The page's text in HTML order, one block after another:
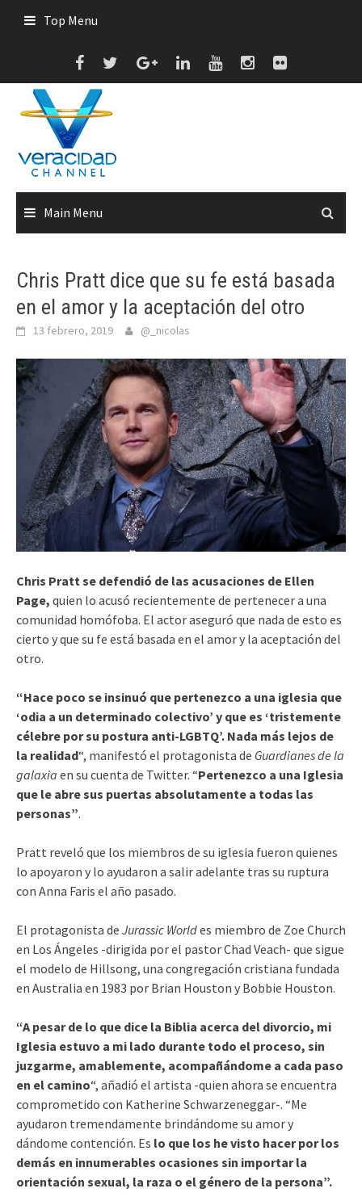
Top Menu
Main Menu
Chris Pratt dice que su fe está basada
en el amor y la aceptación del otro
13 febrero, 2019 @_nicolas
Chris Pratt se defendió de las acusaciones de Ellen
Page, quien lo acusó recientemente de pertenecer a una
comunidad homófoba. El actor aseguró que nada de esto es
cierto y que su fe está basada en el amor y la aceptación del
otro.
“Hace poco se insinuó que pertenezco a una iglesia que
‘odia a un determinado colectivo’ y que es ‘tristemente
célebre por su postura anti-LGBTQ’. Nada más lejos de
la realidad“, manifestó el protagonista de Guardianes de la
galaxia en su cuenta de Twitter. “Pertenezco a una Iglesia
que le abre sus puertas absolutamente a todas las
personas”.
Pratt reveló que los miembros de su iglesia fueron quienes
lo apoyaron y lo ayudaron a salir adelante tras su ruptura
con Anna Faris el año pasado.
El protagonista de Jurassic Worldes miembro de Zoe Church
en Los Ángeles -dirigida por el pastor Chad Veach- que sigue
el modelo de Hillsong, una congregación cristiana fundada
en Australia en 1983 por Brian Houston y Bobbie Houston.
“A pesar de lo que dice la Biblia acerca del divorcio, mi
Iglesia estuvo a mi lado durante todo el proceso, sin
juzgarme, amablemente, acompañándome a cada paso
en el camino“, añadió el artista -quien ahora se encuentra
comprometido con Katherine Schwarzeneggar-. “Me
ayudaron tremendamente brindándome su amor y
dándome contención. Es lo que los he visto hacer por los
demás en innumerables ocasiones sin importar la
orientación sexual, la raza o el género de la persona”.